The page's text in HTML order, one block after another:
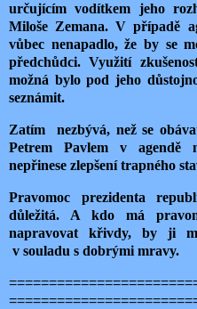
určujícím vodítkem jeho
Miloše Zemana. V případě
vůbec nenapadlo, že by se
předchůdci. Využití
možná bylo pod jeho
seznámit.
Zatím nezbývá, než se
Petrem Pavlem v agendě
nepřinese zlepšení trapného
Pravomoc prezidenta
důležitá. A kdo má
napravovat křivdy, by ji
v souladu s dobrými mravy.